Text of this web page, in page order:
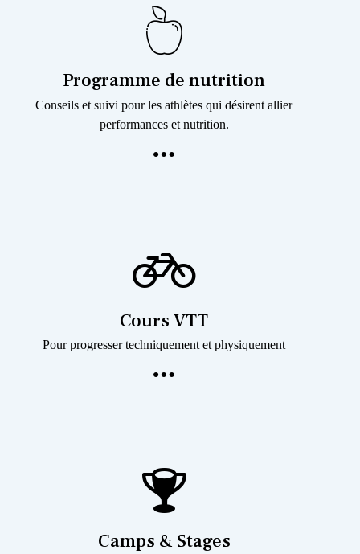
Programme de nutrition
Conseils et suivi pour les athlètes qui désirent allier
performances et nutrition.
Cours VTT
Pour progresser techniquement et physiquement
Camps & Stages